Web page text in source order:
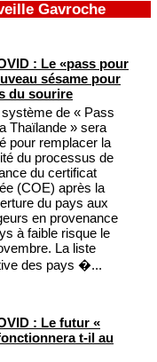
Gavroche
: Le «pass pour
sésame pour
du sourire
de « Pass
Thaïlande » sera
pour remplacer la
du processus de
du certificat
(COE) après la
du pays aux
en provenance
à faible risque le
La liste
des pays �...
: Le futur «
t-il au